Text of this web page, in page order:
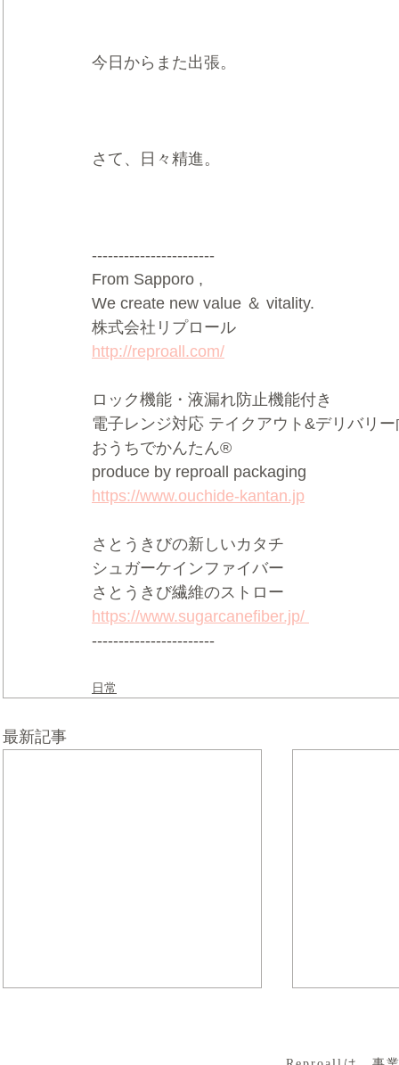
今日からまた出張。
さて、日々精進。
-----------------------
From Sapporo ,
We create new value ＆ vitality.
株式会社リプロール
http://reproall.com/
ロック機能・液漏れ防止機能付き
電子レンジ対応 テイクアウト&デリバ
おうちでかんたん®
produce by reproall packaging
https://www.ouchide-kantan.jp
さとうきびの新しいカタチ
シュガーケインファイバー
さとうきび繊維のストロー
https://www.sugarcanefiber.jp/
-----------------------
日常
最新記事